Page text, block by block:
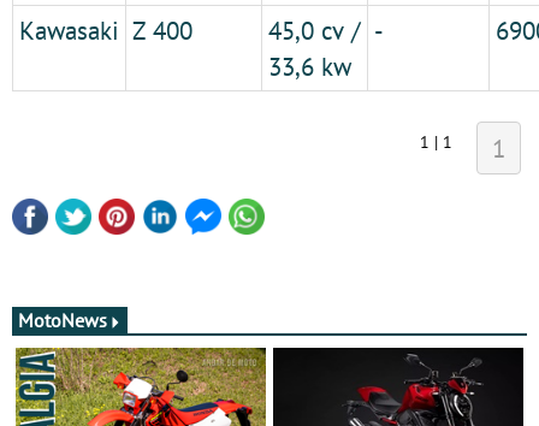
Kawasaki Z 400
45,0 cv /
33,6 kw
-
1 | 1 1
MotoNews